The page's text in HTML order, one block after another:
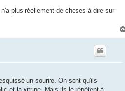
plus réellement de choses à dire sur
un sourire. On sent qu'ils
et la vitrine. Mais ils le répètent à